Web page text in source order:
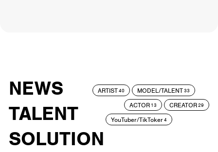
NEWS
TALENT
SOLUTION
ARTIST40 MODEL/TALENT33
ACTOR 13 CREATOR29
YouTuber/TikToker4